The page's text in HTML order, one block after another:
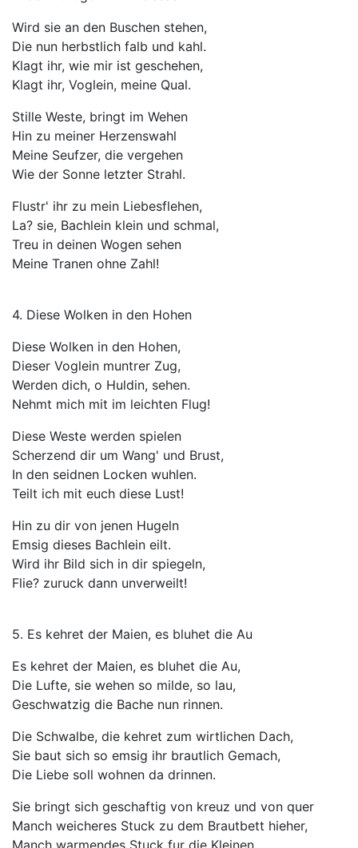
Wird sie an den Buschen stehen,
Die nun herbstlich falb und kahl.
Klagt ihr, wie mir ist geschehen,
Klagt ihr, Voglein, meine Qual.
Stille Weste, bringt im Wehen
Hin zu meiner Herzenswahl
Meine Seufzer, die vergehen
Wie der Sonne letzter Strahl.
Flustr' ihr zu mein Liebesflehen,
La? sie, Bachlein klein und schmal,
Treu in deinen Wogen sehen
Meine Tranen ohne Zahl!
4. Diese Wolken in den Hohen
Diese Wolken in den Hohen,
Dieser Voglein muntrer Zug,
Werden dich, o Huldin, sehen.
Nehmt mich mit im leichten Flug!
Diese Weste werden spielen
Scherzend dir um Wang' und Brust,
In den seidnen Locken wuhlen.
Teilt ich mit euch diese Lust!
Hin zu dir von jenen Hugeln
Emsig dieses Bachlein eilt.
Wird ihr Bild sich in dir spiegeln,
Flie? zuruck dann unverweilt!
5. Es kehret der Maien, es bluhet die Au
Es kehret der Maien, es bluhet die Au,
Die Lufte, sie wehen so milde, so lau,
Geschwatzig die Bache nun rinnen.
Die Schwalbe, die kehret zum wirtlichen Dach,
Sie baut sich so emsig ihr brautlich Gemach,
Die Liebe soll wohnen da drinnen.
Sie bringt sich geschaftig von kreuz und von quer
Manch weicheres Stuck zu dem Brautbett hieher,
Manch warmendes Stuck fur die Kleinen.